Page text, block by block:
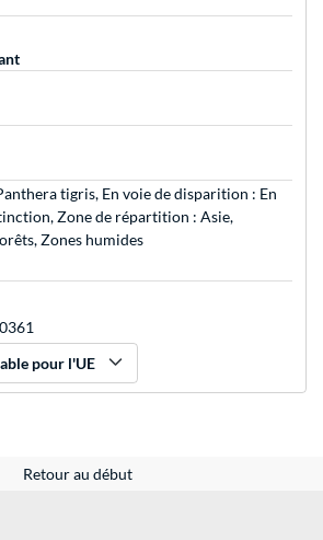
tigris, En voie de disparition : En
Zone de répartition : Asie,
Zones humides
pour l'UE
Retour au début